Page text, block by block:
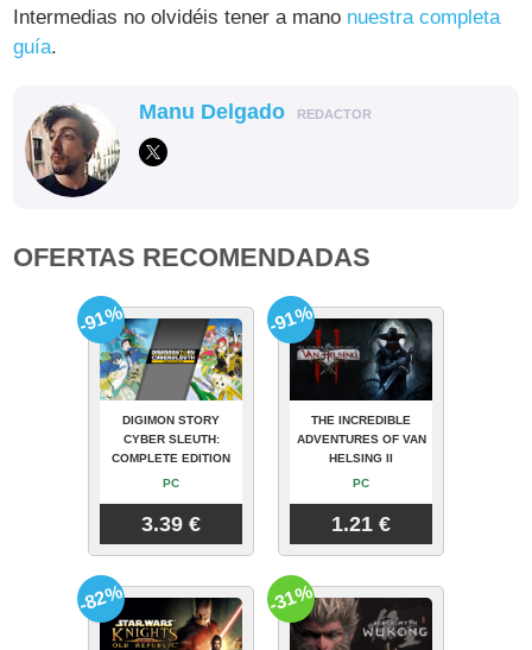
Intermedias no olvidéis tener a mano nuestra completa
guía.
Manu Delgado REDACTOR
OFERTAS RECOMENDADAS
DIGIMON STORY
CYBER SLEUTH:
COMPLETE EDITION
PC
3.39 €
-91%
THE INCREDIBLE
ADVENTURES OF VAN
HELSING II
PC
1.21 €
-91%
-82% -31%